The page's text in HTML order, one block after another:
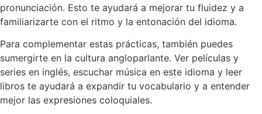
pronunciación. Esto te ayudará a mejorar tu fluidez y a
familiarizarte con el ritmo y la entonación del idioma.
Para complementar estas prácticas, también puedes
sumergirte en la cultura angloparlante. Ver películas y
series en inglés, escuchar música en este idioma y leer
libros te ayudará a expandir tu vocabulario y a entender
mejor las expresiones coloquiales.